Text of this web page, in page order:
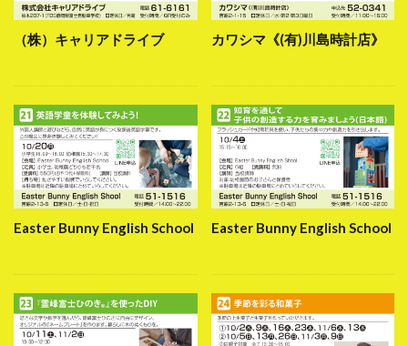
（株）キャリアドライブ カワシマ《(有)川島時計店》
Easter Bunny English School Easter Bunny English School